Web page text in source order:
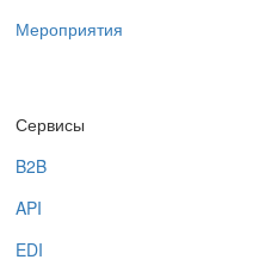
Мероприятия
Сервисы
B2B
API
EDI